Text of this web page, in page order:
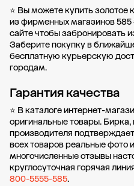
⭐ Вы можете купить
из фирменных магазинов 585
сайте чтобы забронировать
Заберите покупку в
бесплатную курьерскую
городам.
Гарантия качества
⭐ В каталоге интернет-
оригинальные товары.
производителя
всех товаров реальные фото
многочисленные отзывы
круглосуточная горячая
800-5555-585.